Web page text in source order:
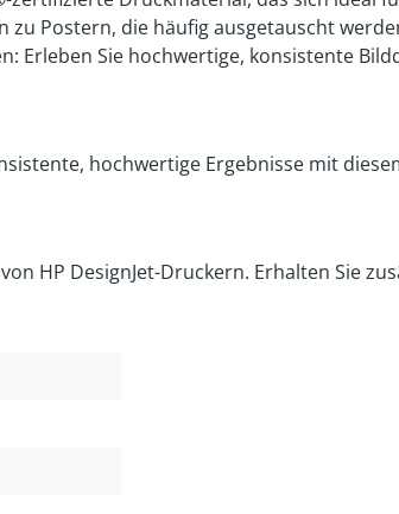
Postern, die häufig ausgetauscht
Erleben Sie hochwertige, konsistente
hochwertige Ergebnisse mit
HP DesignJet-Druckern. Erhalten Sie